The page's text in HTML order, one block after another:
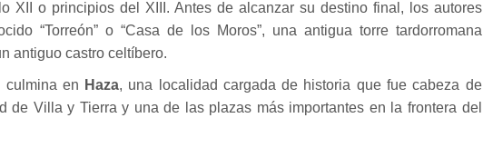
XII o principios del XIII. Antes de alcanzar su destino final, los autores
“Torreón” o “Casa de los Moros”, una antigua torre tardorromana
antiguo castro celtíbero.
culmina en Haza, una localidad cargada de historia que fue cabeza de
de Villa y Tierra y una de las plazas más importantes en la frontera del